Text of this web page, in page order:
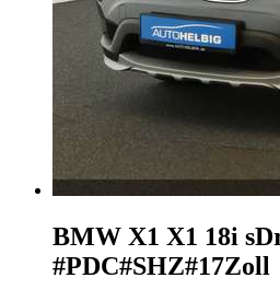
BMW X1 X1 18i
#PDC#SHZ#17Zoll